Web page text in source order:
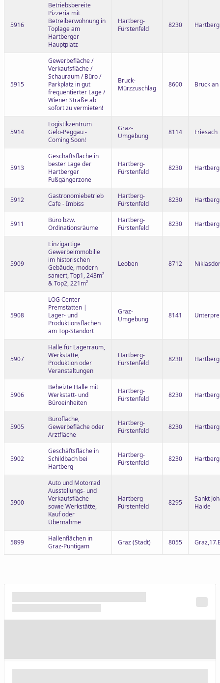
5916
Betriebsbereite
Pizzeria mit
Betreiberwohnung in
Toplage am
Hartberger
Hauptplatz
Hartberg-
Fürstenfeld
8230 Hartberg
5915
Gewerbefläche /
Verkaufsfläche /
Schauraum / Büro /
Parkplatz in gut
frequentierter Lage /
Wiener Straße ab
sofort zu vermieten!
Bruck-
Mürzzuschlag
8600 Bruck
5914
Logistikzentrum
Gelo-Peggau -
Coming Soon!
Graz-
Umgebung
8114 Friesach
5913
Geschäftsfläche in
bester Lage der
Hartberger
Fußgängerzone
Hartberg-
Fürstenfeld
8230 Hartberg
5912
Gastronomiebetrieb
Cafe - Imbiss
Hartberg-
Fürstenfeld
8230 Hartberg
5911
Büro bzw.
Ordinationsräume
Hartberg-
Fürstenfeld
8230 Hartberg
5909
Einzigartige
Gewerbeimmobilie
im historischen
Gebäude, modern
saniert, Top1, 243m²
& Top2, 221m²
Leoben 8712
5908
LOG Center
Premstätten |
Lager- und
Produktionsflächen
am Top-Standort
Graz-
Umgebung
8141
5907
Halle für Lagerraum,
Werkstätte,
Produktion oder
Veranstaltungen
Hartberg-
Fürstenfeld
8230 Hartberg
5906
Beheizte Halle mit
Werkstatt- und
Büroeinheiten
Hartberg-
Fürstenfeld
8230 Hartberg
5905
Bürofläche,
Gewerbefläche oder
Arztfläche
Hartberg-
Fürstenfeld
8230 Hartberg
5902
Geschäftsfläche in
Schildbach bei
Hartberg
Hartberg-
Fürstenfeld
8230
5900
Auto und Motorrad
Ausstellungs- und
Verkaufsfläche
sowie Werkstätte,
Kauf oder
Übernahme
Hartberg-
Fürstenfeld
8295
Sankt
Haide
5899
Hallenflächen in
Graz-Puntigam
Graz (Stadt) 8055